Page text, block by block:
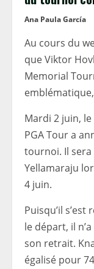
Ana Paula García
Au cours du
que Viktor
Memorial
Mardi 2 juin,
PGA Tour a
tournoi. Il
Yellamaraju
4 juin.
Puisqu’il
le départ, il
son retrait.
égalisé pour 74